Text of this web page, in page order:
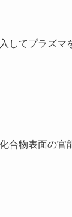
してプラズマ
合物表面の